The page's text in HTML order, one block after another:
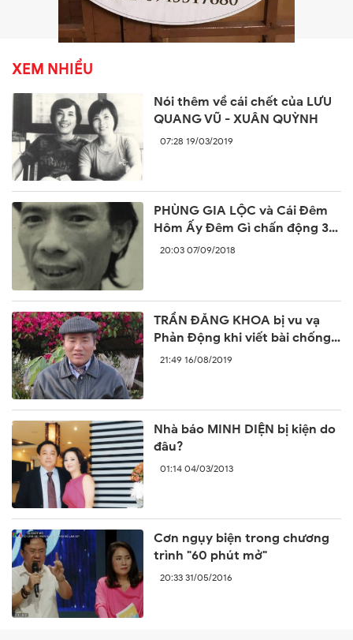
XEM NHIỀU
Nói thêm về cái chết của LƯU
QUANG VŨ - XUÂN QUỲNH
07:28 19/03/2019
PHÙNG GIA LỘC và Cái Đêm
Hôm Ấy Đêm Gì chấn động 30
năm trước
20:03 07/09/2018
TRẦN ĐĂNG KHOA bị vu vạ
Phản Động khi viết bài chống
lại sự ngang ngược của Trung
21:49 16/08/2019
Nhà báo MINH DIỆN bị kiện do
đâu?
01:14 04/03/2013
Cơn ngụy biện trong chương
trình "60 phút mở"
20:33 31/05/2016